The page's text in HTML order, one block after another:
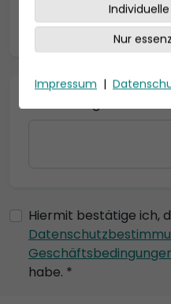
* = Pflichtfelder
Hiermit bestätige ich,
habe. *
Nur
Impressum |